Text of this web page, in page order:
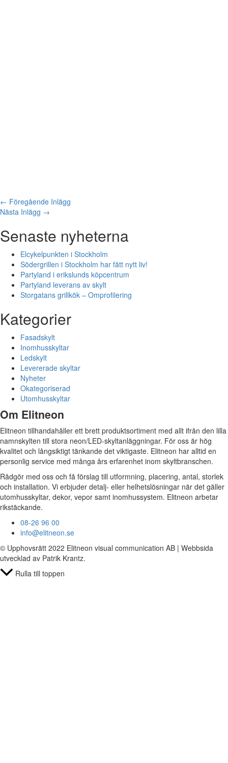
← Föregående Inlägg
Nästa Inlägg →
Senaste nyheterna
Elcykelpunkten i Stockholm
Södergrillen i Stockholm har fått nytt liv!
Partyland i erikslunds köpcentrum
Partyland leverans av skylt
Storgatans grillkök – Omprofilering
Kategorier
Fasadskylt
Inomhusskyltar
Ledskylt
Levererade skyltar
Nyheter
Okategoriserad
Utomhusskyltar
Om Elitneon
Elitneon tillhandahåller ett brett produktsortiment med allt ifrån den lilla
namnskylten till stora neon/LED-skyltanläggningar. För oss är hög
kvalitet och långsiktigt tänkande det viktigaste. Elitneon har alltid en
personlig service med många års erfarenhet inom skyltbranschen.
Rådgör med oss och få förslag till utformning, placering, antal, storlek
och installation. Vi erbjuder detalj- eller helhetslösningar när det gäller
utomhusskyltar, dekor, vepor samt inomhussystem. Elitneon arbetar
rikstäckande.
08-26 96 00
info@elitneon.se
© Upphovsrätt 2022 Elitneon visual communication AB | Webbsida
utvecklad av Patrik Krantz.
Rulla till toppen